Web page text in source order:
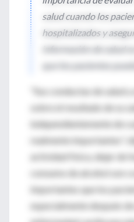
salud cuando los
hospitalizados y
información de salud
que los pacientes
"Sus conductas de salud
sobre el resultado de su
independientemente de
realmente importantes",
actividad física, dejar de
consumo de alcohol son
importantes que los
especialmente después